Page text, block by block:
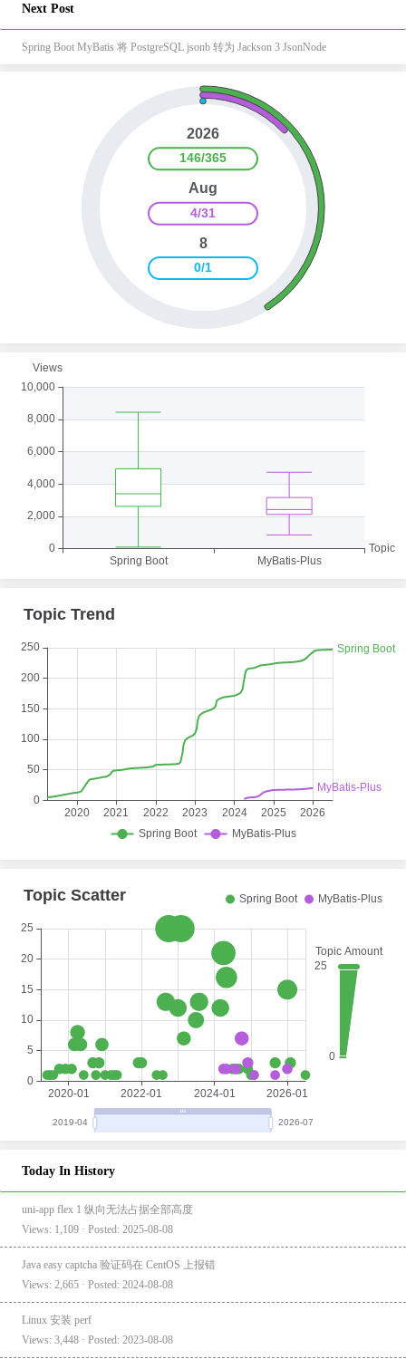
Next Post
Spring Boot MyBatis 将 PostgreSQL jsonb 转为 Jackson 3 JsonNode
Today In History
uni-app flex 1 纵向无法占据全部高度
Views: 1,109 · Posted: 2025-08-08
Java easy captcha 验证码在 CentOS 上报错
Views: 2,665 · Posted: 2024-08-08
Linux 安装 perf
Views: 3,448 · Posted: 2023-08-08